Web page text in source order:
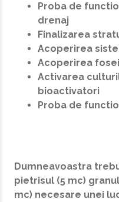
Proba de
drenaj
Finalizarea
Acoperirea
Acoperirea
Activarea
bioactivatori
Proba de
Dumneavoastra
pietrisul (5 mc)
mc) necesare unei